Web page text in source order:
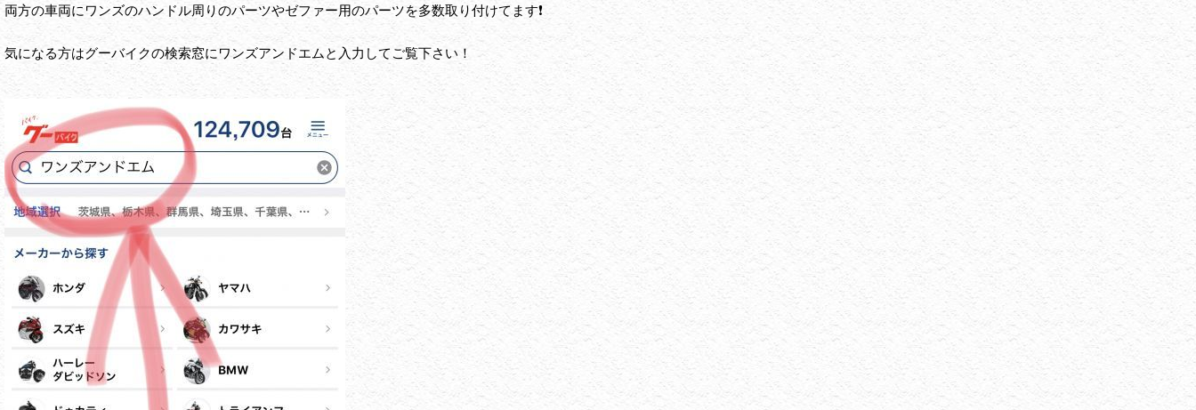
両方の車両にワンズのハンドル周りのパーツやゼファー用のパーツを多数取り付けてます❗️
気になる方はグーバイクの検索窓にワンズアンドエムと入力してご覧下さい！